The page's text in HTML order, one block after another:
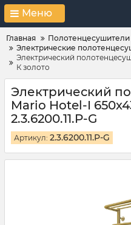
Меню
Главная
Полотенцесушители
Электрические
Электрический
К золото
Электрический
Mario Hotel-I
2.3.6200.11.P-G
Артикул: 2.3.6200.11.P-G